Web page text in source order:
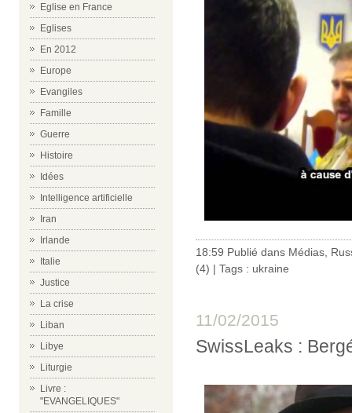
Eglise en France
Eglises
En 2012
Europe
Evangiles
Famille
Guerre
Histoire
Idées
Intelligence artificielle
Iran
Irlande
Italie
Justice
La crise
Liban
Libye
Liturgie
Livre :
"EVANGELIQUES"
18:59 Publié dans Médias
(4) | Tags : ukraine
11/02/2015
SwissLeaks :